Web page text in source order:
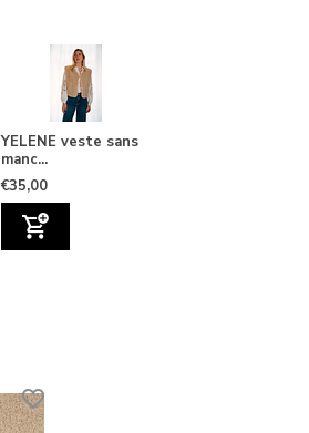
YELENE veste sans
manc...
€35,00